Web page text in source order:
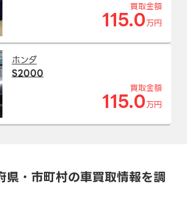
買取金額
115.0 万円
ホンダ
S2000
買取金額
115.0 万円
県・市町村の車買取情報を調